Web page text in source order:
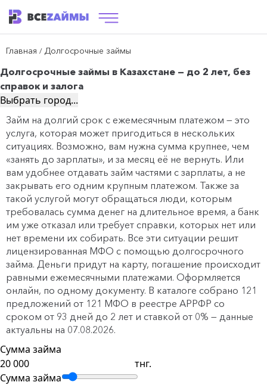
Главная / Долгосрочные займы
Долгосрочные займы в Казахстане — до 2 лет, без
справок и залога
Выбрать город...
Займ на долгий срок с ежемесячным платежом — это
услуга, которая может пригодиться в нескольких
ситуациях. Возможно, вам нужна сумма крупнее, чем
«занять до зарплаты», и за месяц её не вернуть. Или
вам удобнее отдавать займ частями с зарплаты, а не
закрывать его одним крупным платежом. Также за
такой услугой могут обращаться люди, которым
требовалась сумма денег на длительное время, а банк
им уже отказал или требует справки, которых нет или
нет времени их собирать. Все эти ситуации решит
лицензированная МФО с помощью долгосрочного
займа. Деньги придут на карту, погашение происходит
равными ежемесячными платежами. Оформляется
онлайн, по одному документу. В каталоге собрано 121
предложений от 121 МФО в реестре АРРФР со
сроком от 93 дней до 2 лет и ставкой от 0% — данные
актуальны на 07.08.2026.
Сумма займа
тнг.
Сумма займа